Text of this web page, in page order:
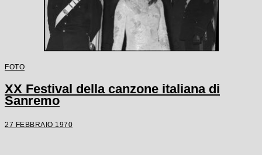
FOTO
XX Festival della canzone italiana di
Sanremo
27 FEBBRAIO 1970